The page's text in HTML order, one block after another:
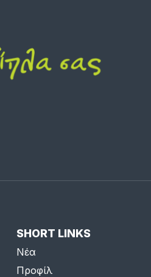
SHORT LINKS
Νέα
Προφίλ